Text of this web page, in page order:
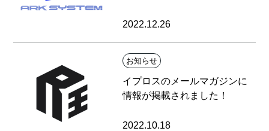
2022.12.26
お知らせ
イプロスのメールマガジンに
情報が掲載されました！
2022.10.18